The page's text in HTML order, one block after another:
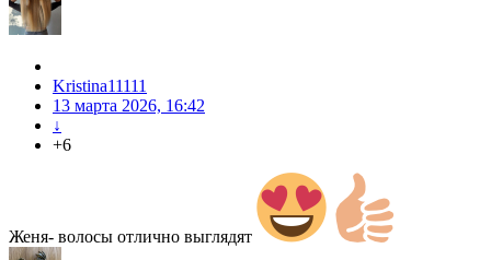
Kristina11111
13 марта 2026, 16:42
↓
+6
Женя- волосы отлично выглядят